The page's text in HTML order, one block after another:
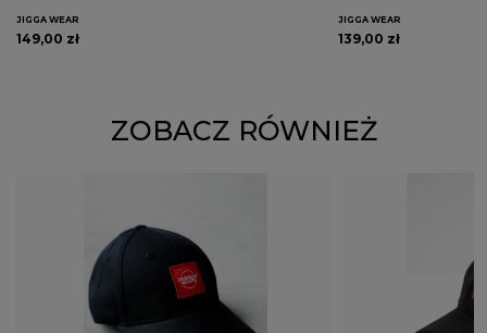
JIGGA WEAR
149,00 zł
JIGGA WEAR
139,00 zł
ZOBACZ RÓWNIEŻ